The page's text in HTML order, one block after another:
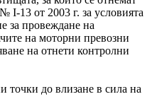
I-13 от 2003 г. за условията
за провеждане на
на моторни превозни
на отнети контролни
точки до влизане в сила на